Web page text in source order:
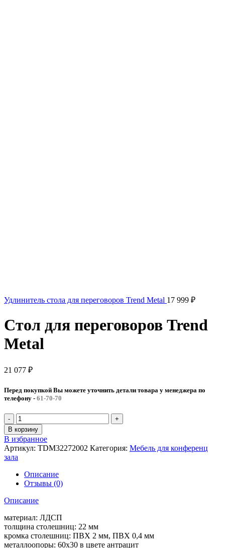
Удлинитель стола для переговоров Trend Metal 17 999 ₽
Стол для переговоров Trend
Metal
21 077 ₽
Перед покупкой Вы можете уточнить детали товара у менеджера по
телефону - 61-70-70
В корзину
В избранное
Артикул: TDM32272002 Категория: Мебель для конференц
зала
Описание
Отзывы (0)
Описание
материал: ЛДСП
толщина столешниц: 22 мм
кромка столешниц: ПВХ 2 мм, ПВХ 0,4 мм
металлоопоры: 60х30 в цвете антрацит